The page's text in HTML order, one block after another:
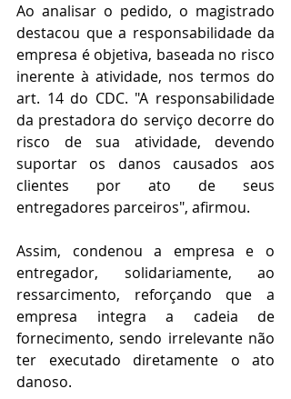
Ao analisar o pedido, o magistrado
destacou que a responsabilidade da
empresa é objetiva, baseada no risco
inerente à atividade, nos termos do
art. 14 do CDC. "A responsabilidade
da prestadora do serviço decorre do
risco de sua atividade, devendo
suportar os danos causados aos
clientes por ato de seus
entregadores parceiros", afirmou.
Assim, condenou a empresa e o
entregador, solidariamente, ao
ressarcimento, reforçando que a
empresa integra a cadeia de
fornecimento, sendo irrelevante não
ter executado diretamente o ato
danoso.